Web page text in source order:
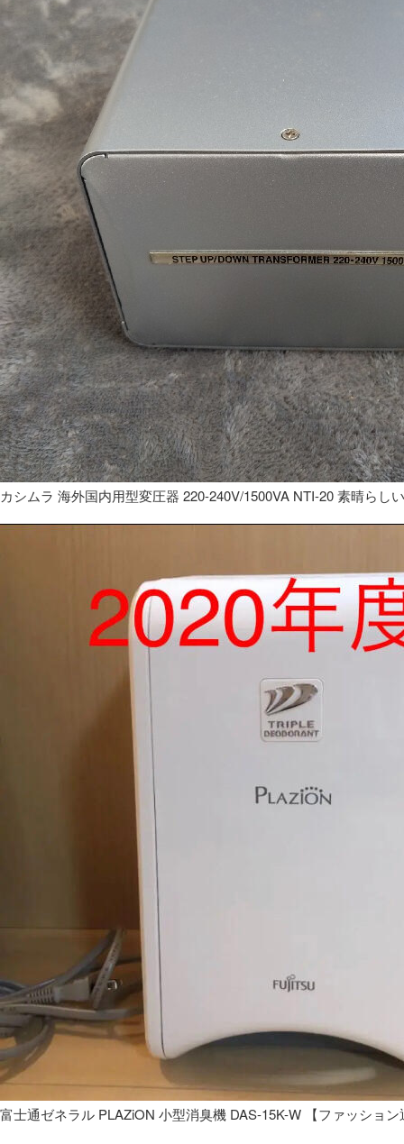
カシムラ 海外国内用型変圧器 220-240V/1500VA NTI-20 素晴らし
富士通ゼネラル PLAZiON 小型消臭機 DAS-15K-W 【ファッション